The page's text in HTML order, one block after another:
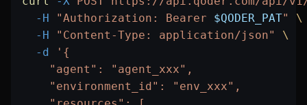
  -H
"Authorization: Bearer $QODER_PAT"
\
  -H
"Content-Type: application/json"
\
  -d
'{
    "agent": "agent_xxx",
    "environment_id": "env_xxx",